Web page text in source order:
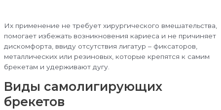
Их применение не требует хирургического вмешательства,
помогает избежать возникновения кариеса и не причиняет
дискомфорта, ввиду отсутствия лигатур – фиксаторов,
металлических или резиновых, которые крепятся к самим
брекетам и удерживают дугу.
Виды самолигирующих
брекетов